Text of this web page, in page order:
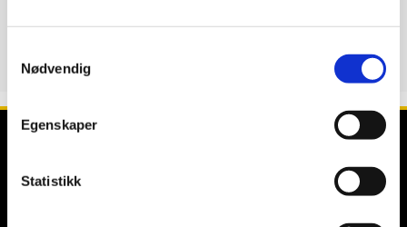
Nødvendig
Egenskaper
Statistikk
amok